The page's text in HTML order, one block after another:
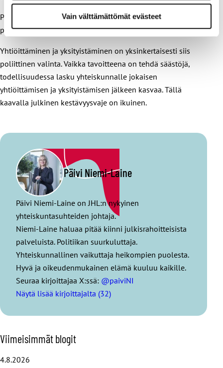
Vain välttämättömät evästeet
Päätöksenteossa on syytä kuitenkin muistaa, että juuri
politiikka joko heikentää tai vahvistaa julkisia palveluja.
Yhtiöittäminen ja yksityistäminen on yksinkertaisesti siis
poliittinen valinta. Vaikka tavoitteena on tehdä säästöjä,
todellisuudessa lasku yhteiskunnalle jokaisen
yhtiöittämisen ja yksityistämisen jälkeen kasvaa. Tällä
kaavalla julkinen kestävyysvaje on ikuinen.
Päivi Niemi-Laine
Päivi Niemi-Laine on JHL:n nykyinen
yhteiskuntasuhteiden johtaja.
Niemi-Laine haluaa pitää kiinni julkisrahoitteisista
palveluista. Politiikan suurkuluttaja.
Yhteiskunnallinen vaikuttaja heikompien puolesta.
Hyvä ja oikeudenmukainen elämä kuuluu kaikille.
Seuraa kirjoittajaa X:ssä: @paiviNI
Näytä lisää kirjoittajalta (32)
O
h
Viimeisimmät blogit
4.8.2026